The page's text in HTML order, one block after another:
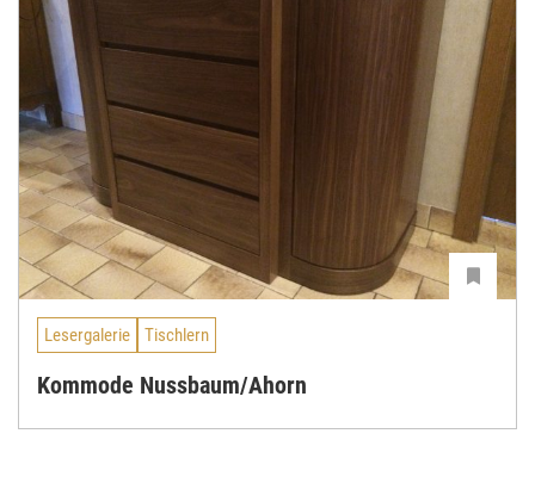
Lesergalerie Tischlern
Kommode Nussbaum/Ahorn